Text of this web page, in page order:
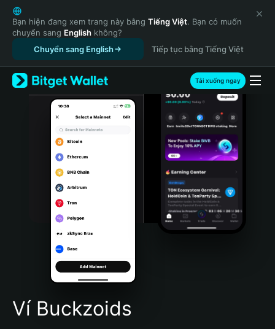
English
日本語
Tiếng Việt
Русский
Español (Latinoamérica)
Türkçe
Italiano
Português (Portugal)
Bahasa Indonesia
Português (Brasil)
Español (Argentina)
Bạn hiện đang xem trang này bằng Tiếng Việt. Bạn có muốn
chuyển sang English không?
Chuyển sang English
Tiếp tục bằng Tiếng Việt
Tải xuống ngay
Ví Buckzoids